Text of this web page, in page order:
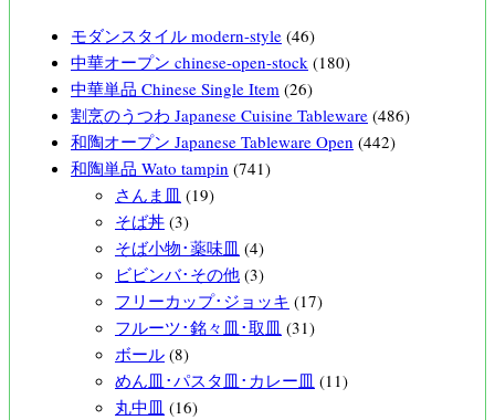
モダンスタイル modern-style (46)
中華オープン chinese-open-stock (180)
中華単品 Chinese Single Item (26)
割烹のうつわ Japanese Cuisine Tableware (486)
和陶オープン Japanese Tableware Open (442)
和陶単品 Wato tampin (741)
さんま皿 (19)
そば丼 (3)
そば小物･薬味皿 (4)
ビビンバ･その他 (3)
フリーカップ･ジョッキ (17)
フルーツ･銘々皿･取皿 (31)
ボール (8)
めん皿･パスタ皿･カレー皿 (11)
丸中皿 (16)